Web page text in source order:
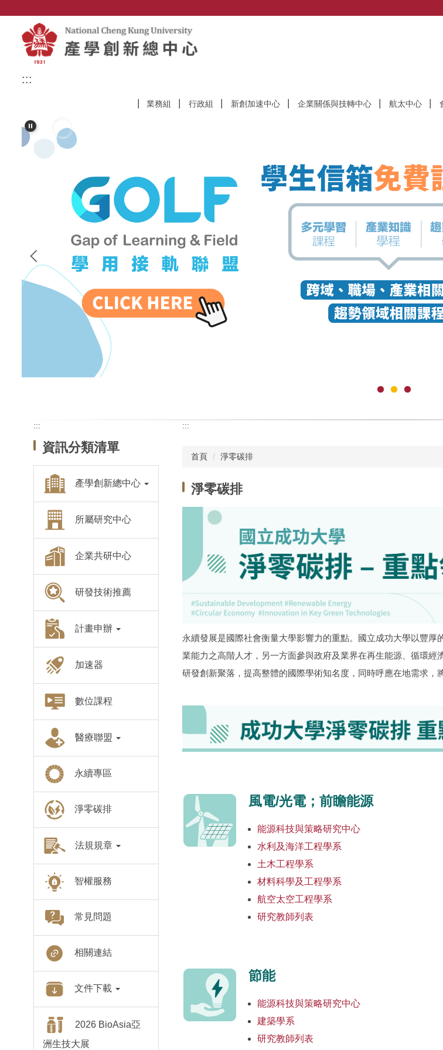
:::
業務組 行政組 新創加速中心 企業關係與技轉中心 航太中心
:::
資訊分類清單
產學創新總中心
所屬研究中心
企業共研中心
研發技術推薦
計畫申辦
加速器
數位課程
醫療聯盟
永續專區
淨零碳排
法規規章
智權服務
常見問題
相關連結
文件下載
2026 BioAsia亞
洲生技大展
:::
首頁 淨零碳排
淨零碳排
永續發展是國際社會衡量大學影響力的重點。國立成功大學以豐
業能力之高階人才，另一方面參與政府及業界在再生能源、循環
研發創新聚落，提高整體的國際學術知名度，同時呼應在地需求，
風電/光電；前瞻能源
能源科技與策略研究中心
水利及海洋工程學系
土木工程學系
材料科學及工程學系
航空太空工程學系
研究教師列表
節能
能源科技與策略研究中心
建築學系
研究教師列表